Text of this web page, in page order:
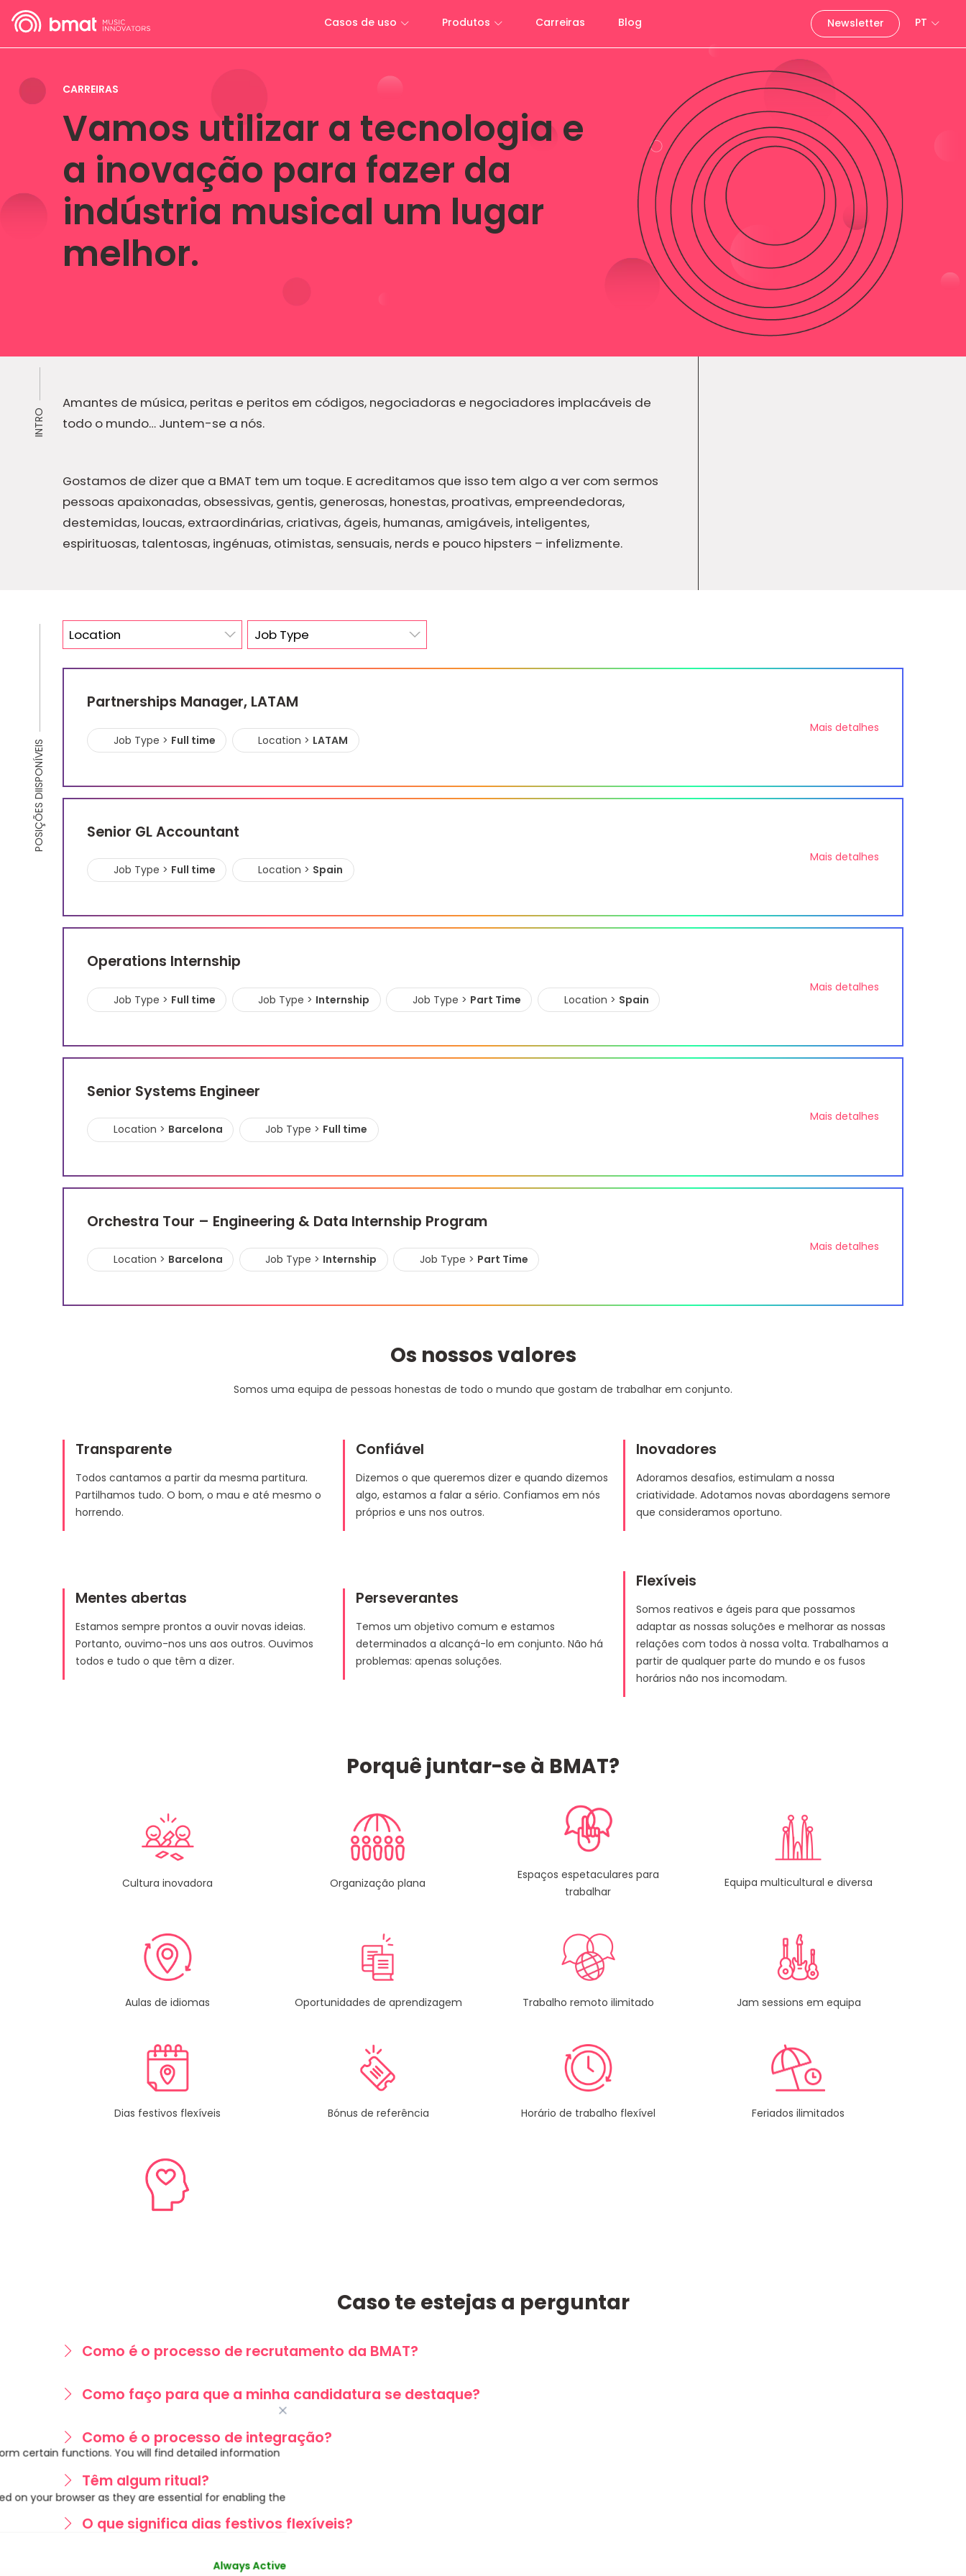
Always Active
Casos de uso Produtos Carreiras Blog PT
Newsletter
CARREIRAS
Vamos utilizar a tecnologia e
a inovação para fazer da
indústria musical um lugar
melhor.
INTRO
Amantes de música, peritas e peritos em códigos, negociadoras e negociadores implacáveis de
todo o mundo… Juntem-se a nós.
Gostamos de dizer que a BMAT tem um toque. E acreditamos que isso tem algo a ver com sermos
pessoas apaixonadas, obsessivas, gentis, generosas, honestas, proativas, empreendedoras,
destemidas, loucas, extraordinárias, criativas, ágeis, humanas, amigáveis, inteligentes,
espirituosas, talentosas, ingénuas, otimistas, sensuais, nerds e pouco hipsters – infelizmente.
POSIÇÕES DIISPONÍVEIS
Location Job Type
Partnerships Manager, LATAM
Job Type > Full time Location > LATAM
Mais detalhes
Senior GL Accountant
Job Type > Full time Location > Spain
Mais detalhes
Operations Internship
Job Type > Full time Job Type > Internship Job Type > Part Time Location > Spain
Mais detalhes
Senior Systems Engineer
Location > Barcelona Job Type > Full time
Mais detalhes
Orchestra Tour – Engineering & Data Internship Program
Location > Barcelona Job Type > Internship Job Type > Part Time
Mais detalhes
Os nossos valores
Somos uma equipa de pessoas honestas de todo o mundo que gostam de trabalhar em conjunto.
Transparente
Todos cantamos a partir da mesma partitura.
Partilhamos tudo. O bom, o mau e até mesmo o
horrendo.
Confiável
Dizemos o que queremos dizer e quando dizemos
algo, estamos a falar a sério. Confiamos em nós
próprios e uns nos outros.
Inovadores
Adoramos desafios, estimulam a nossa
criatividade. Adotamos novas abordagens semore
que consideramos oportuno.
Mentes abertas
Estamos sempre prontos a ouvir novas ideias.
Portanto, ouvimo-nos uns aos outros. Ouvimos
todos e tudo o que têm a dizer.
Perseverantes
Temos um objetivo comum e estamos
determinados a alcançá-lo em conjunto. Não há
problemas: apenas soluções.
Flexíveis
Somos reativos e ágeis para que possamos
adaptar as nossas soluções e melhorar as nossas
relações com todos à nossa volta. Trabalhamos a
partir de qualquer parte do mundo e os fusos
horários não nos incomodam.
Porquê juntar-se à BMAT?
Cultura inovadora Organização plana
Espaços espetaculares para
trabalhar
Equipa multicultural e diversa
Aulas de idiomas Oportunidades de aprendizagem Trabalho remoto ilimitado Jam sessions em equipa
Dias festivos flexíveis Bónus de referência Horário de trabalho flexível Feriados ilimitados
Caso te estejas a perguntar
Como é o processo de recrutamento da BMAT?
Como faço para que a minha candidatura se destaque?
Como é o processo de integração?
Têm algum ritual?
O que significa dias festivos flexíveis?